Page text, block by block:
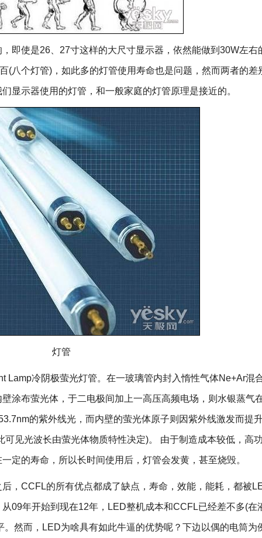
使是26、27寸这样的大尺寸显示器，依然能做到30W左右
(八个灯管)，如此多的灯管使用寿命也是问题，然而两者的差
显示器使用的灯管，和一般家庭的灯管原理是接近的。
灯管
冷阴极萤光灯管。在一玻璃管内封入惰性气体Ne+Ar混
涂布萤光体，于二电极间加上一高压高频电场，则水银蒸气
的紫外线光，而内壁的萤光体原子则因紫外线激发而提
见光波长由萤光体物质特性决定)。 由于制造成本较低，高
定的寿命，所以长时间使用后，灯管会发黄，甚至烧毁。
CCFL的所有优点都成了缺点，寿命，效能，能耗，都被
09年开始到现在12年，LED整机成本和CCFL已经差不多(在
然而，LED为啥具有如此牛逼的优势呢？下边以偶的电筒为